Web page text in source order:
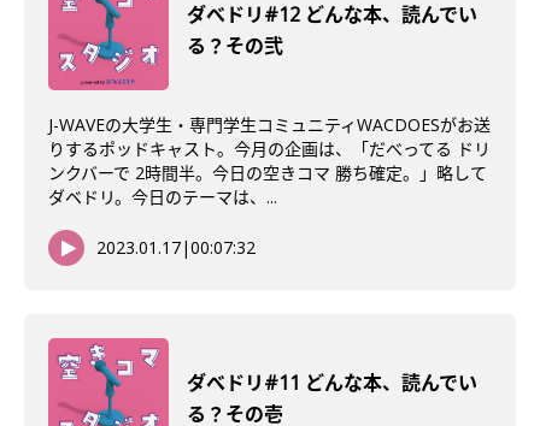
ダべドリ#12 どんな本、読んでい
る？その弐
J-WAVEの大学生・専門学生コミュニティWACDOESがお送
りするポッドキャスト。今月の企画は、「だべってる ドリ
ンクバーで 2時間半。今日の空きコマ 勝ち確定。」略して
ダベドリ。今日のテーマは、...
2023.01.17|00:07:32
ダべドリ#11 どんな本、読んでい
る？その壱